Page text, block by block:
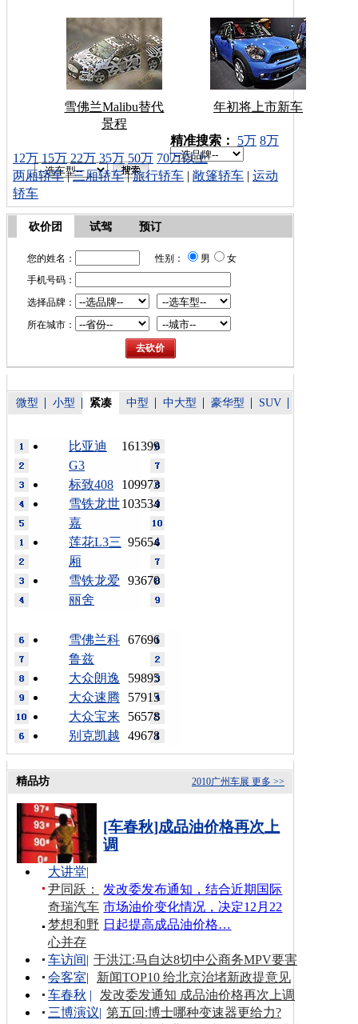
雪佛兰Malibu替代
景程
年初将上市新车
车型搜索：
精准搜索： 5万 8万
12万 15万 22万 35万 50万 70万以上
两厢轿车|三厢轿车|旅行轿车 | 敞篷轿车 | 运动
轿车
砍价团 试驾 预订
您的姓名： 性别： 男
女
手机号码：
选择品牌：
所在城市：
微型 小型 紧凑 中型 中大型 豪华型 SUV
161399
比亚迪
G3
109973
标致408
103534
雪铁龙世
嘉
95654
莲花L3三
厢
93670
雪铁龙爱
丽舍
67696
雪佛兰科
鲁兹
59895
大众朗逸
57915
大众速腾
56578
大众宝来
49678
别克凯越
更多 >>
2010广州车展
精品坊
[车春秋]成品油价格再次上
调
发改委发布通知，结合近期国际
市场油价变化情况，决定12月22
日起提高成品油价格…
大讲堂|
尹同跃：
奇瑞汽车
梦想和野
心并存
车访间| 于洪江:马自达8切中公商务MPV要害
会客室|
新闻TOP10 给北京治堵新政提意见
车春秋 |
发改委发通知 成品油价格再次上调
三博演议| 第五回:博士哪种变速器更给力?